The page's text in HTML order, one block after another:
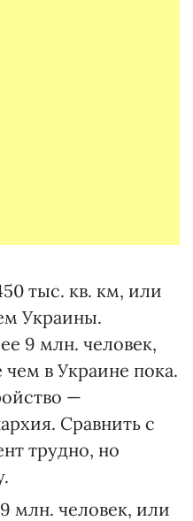
тыс. кв. км, или
Украины.
9 млн. человек,
в Украине пока.
—
Сравнить с
трудно, но
млн. человек, или